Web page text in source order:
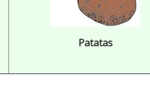
Patatas